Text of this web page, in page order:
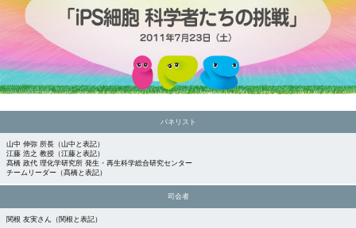
パネリスト
山中 伸弥 所長（山中と表記）
江藤 浩之 教授（江藤と表記）
髙橋 政代 理化学研究所発生・再生科学総合研究センター
チームリーダー （髙橋と表記）
司会者
関根 友実さん（関根と表記）